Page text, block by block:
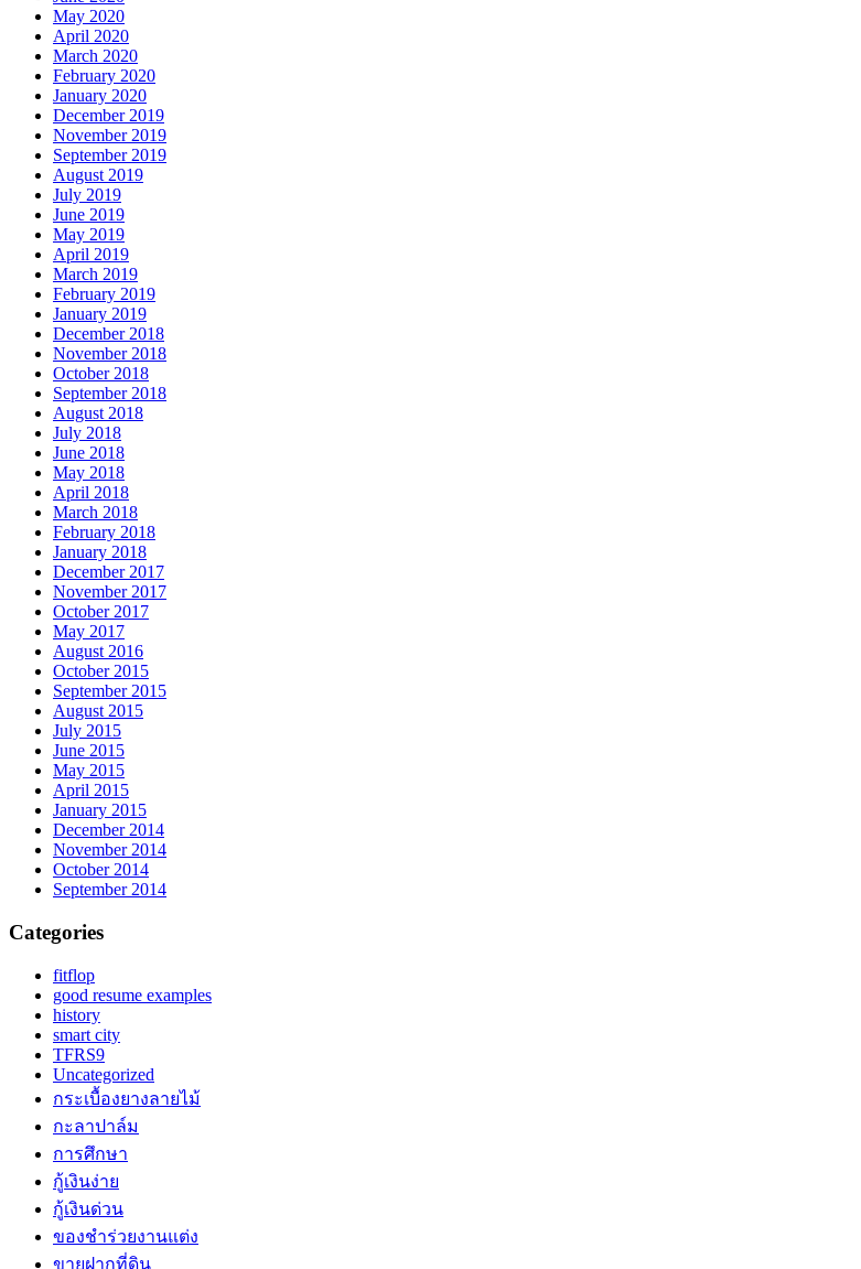
May 2020
April 2020
March 2020
February 2020
January 2020
December 2019
November 2019
September 2019
August 2019
July 2019
June 2019
May 2019
April 2019
March 2019
February 2019
January 2019
December 2018
November 2018
October 2018
September 2018
August 2018
July 2018
June 2018
May 2018
April 2018
March 2018
February 2018
January 2018
December 2017
November 2017
October 2017
May 2017
August 2016
October 2015
September 2015
August 2015
July 2015
June 2015
May 2015
April 2015
January 2015
December 2014
November 2014
October 2014
September 2014
Categories
fitflop
good resume examples
history
smart city
TFRS9
Uncategorized
กระเบื้องยางลายไม้
กะลาปาล์ม
การศึกษา
กู้เงินง่าย
กู้เงินด่วน
ของชำร่วยงานแต่ง
ขายฝากที่ดิน